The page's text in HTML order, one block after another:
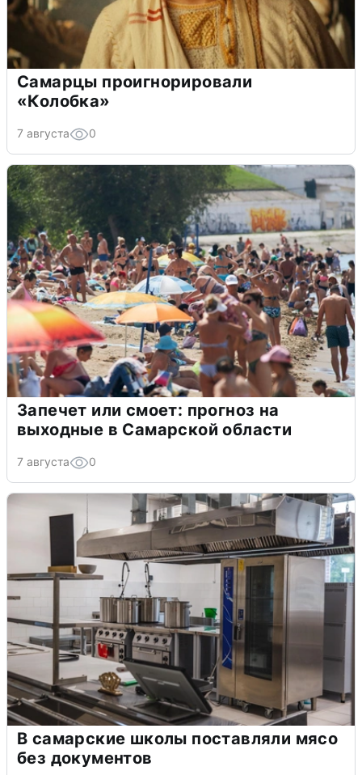
Самарцы проигнорировали
«Колобка»
7 августа 0
Запечет или смоет: прогноз на
выходные в Самарской области
7 августа 0
В самарские школы поставляли мясо
без документов